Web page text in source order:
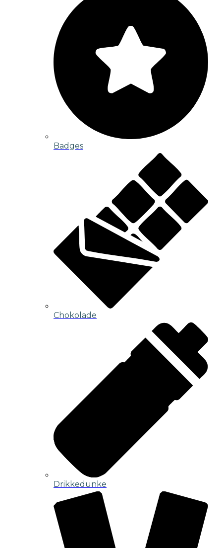
Badges
Chokolade
Drikkedunke